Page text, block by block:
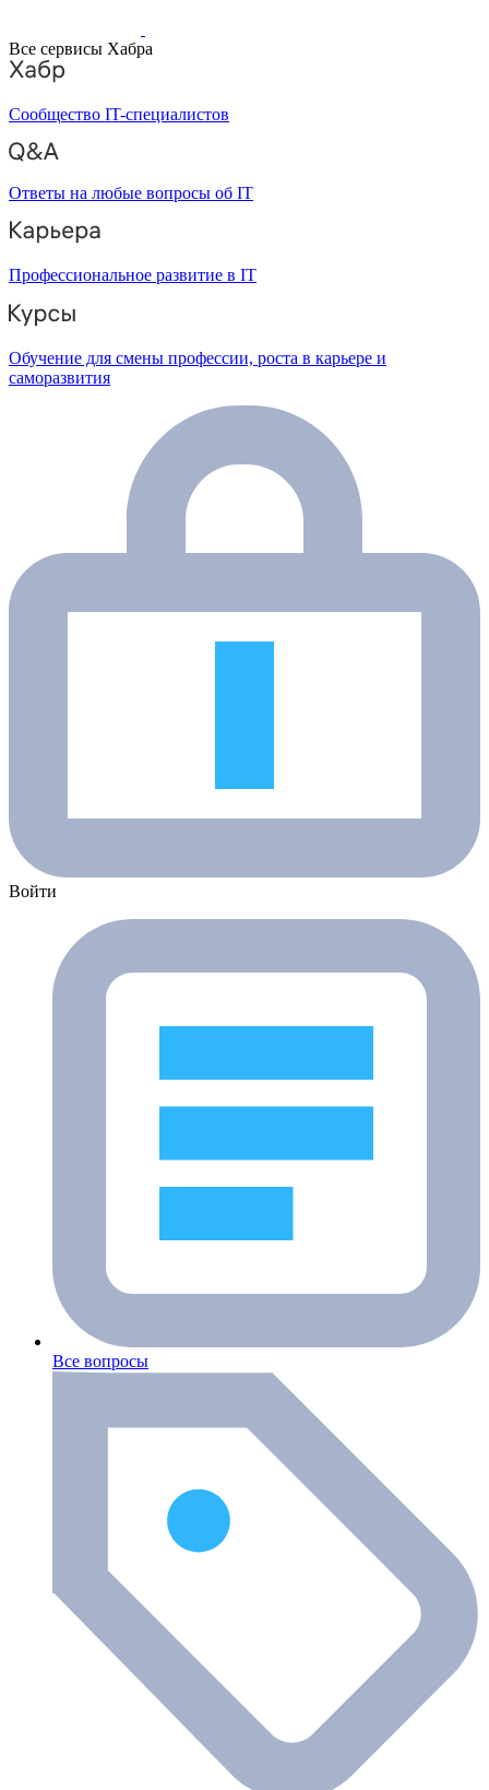
Все сервисы Хабра
Сообщество IT-специалистов
Ответы на любые вопросы об IT
Профессиональное развитие в IT
Обучение для смены профессии, роста в карьере и
саморазвития
Войти
Все вопросы